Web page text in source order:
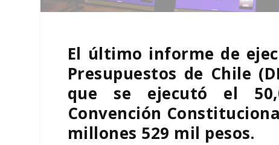
El último informe de
Presupuestos de Chile
que se ejecutó el
Convención
millones 529 mil pesos.